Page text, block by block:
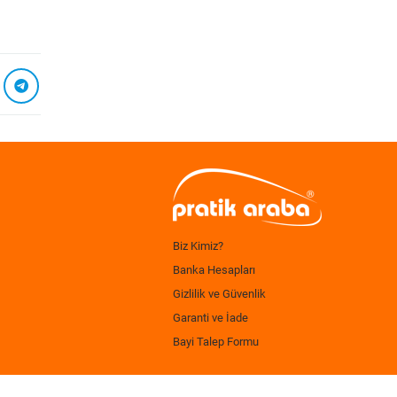
Biz Kimiz?
Banka Hesapları
Gizlilik ve Güvenlik
Garanti ve İade
Bayi Talep Formu